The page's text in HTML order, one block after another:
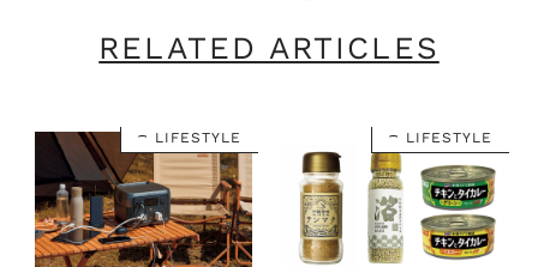
RELATED ARTICLES
LIFESTYLE LIFESTYLE